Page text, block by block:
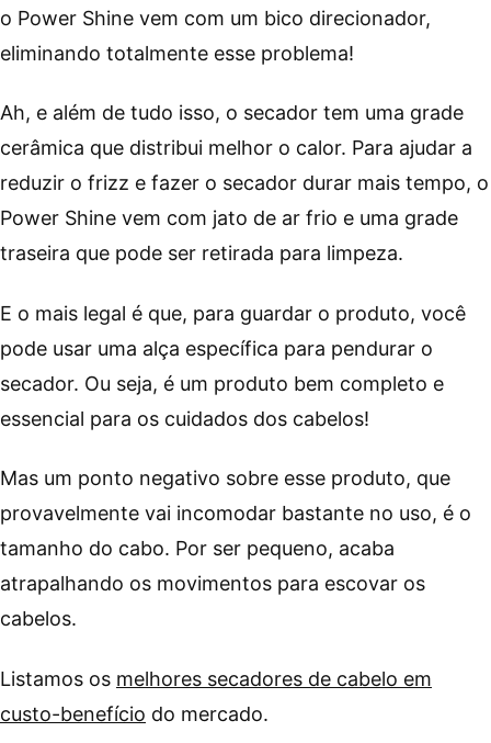
o Power Shine vem com um bico direcionador,
eliminando totalmente esse problema!
Ah, e além de tudo isso, o secador tem uma grade
cerâmica que distribui melhor o calor. Para ajudar a
reduzir o frizz e fazer o secador durar mais tempo, o
Power Shine vem com jato de ar frio e uma grade
traseira que pode ser retirada para limpeza.
E o mais legal é que, para guardar o produto, você
pode usar uma alça específica para pendurar o
secador. Ou seja, é um produto bem completo e
essencial para os cuidados dos cabelos!
Mas um ponto negativo sobre esse produto, que
provavelmente vai incomodar bastante no uso, é o
tamanho do cabo. Por ser pequeno, acaba
atrapalhando os movimentos para escovar os
cabelos.
Listamos os melhores secadores de cabelo em
custo-benefício do mercado.